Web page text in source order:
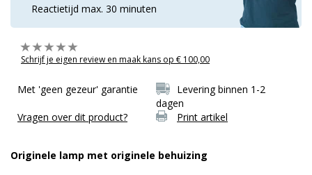
Reactietijd max. 30 minuten
Schrijf je eigen review en maak kans op € 100,00
Met 'geen gezeur' garantie
Levering binnen 1-2
dagen
Vragen over dit product?
Print artikel
Originele lamp met originele behuizing